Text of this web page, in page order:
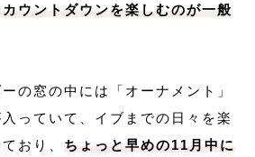
ウントダウンを楽しむのが一般
の窓の中には「オーナメント」
っていて、イブまでの日々を楽
おり、 ちょっと早めの11月中に